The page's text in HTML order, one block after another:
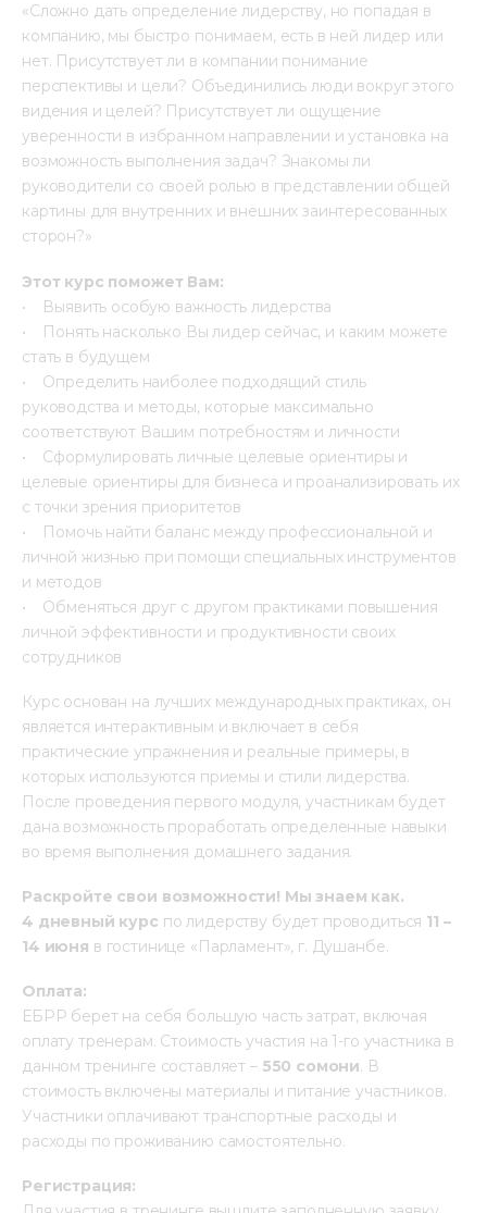
«Сложно дать определение лидерству, но попадая в
компанию, мы быстро понимаем, есть в ней лидер или
нет. Присутствует ли в компании понимание
перспективы и цели? Объединились люди вокруг этого
видения и целей? Присутствует ли ощущение
уверенности в избранном направлении и установка на
возможность выполнения задач? Знакомы ли
руководители со своей ролью в представлении общей
картины для внутренних и внешних заинтересованных
сторон?»
Этот курс поможет Вам:
•    Выявить особую важность лидерства
•    Понять насколько Вы лидер сейчас, и каким можете
стать в будущем
•    Определить наиболее подходящий стиль
руководства и методы, которые максимально
соответствуют Вашим потребностям и личности
•    Сформулировать личные целевые ориентиры и
целевые ориентиры для бизнеса и проанализировать их
с точки зрения приоритетов
•    Помочь найти баланс между профессиональной и
личной жизнью при помощи специальных инструментов
и методов
•    Обменяться друг с другом практиками повышения
личной эффективности и продуктивности своих
сотрудников
Курс основан на лучших международных практиках, он
является интерактивным и включает в себя
практические упражнения и реальные примеры, в
которых используются приемы и стили лидерства.
После проведения первого модуля, участникам будет
дана возможность проработать определенные навыки
во время выполнения домашнего задания.
Раскройте свои возможности! Мы знаем как.
4 дневный курс по лидерству будет проводиться 11 –
14 июня в гостинице «Парламент», г. Душанбе.
Оплата:
ЕБРР берет на себя большую часть затрат, включая
оплату тренерам. Стоимость участия на 1-го участника в
данном тренинге составляет – 550 сомони. В
стоимость включены материалы и питание участников.
Участники оплачивают транспортные расходы и
расходы по проживанию самостоятельно.
Регистрация: